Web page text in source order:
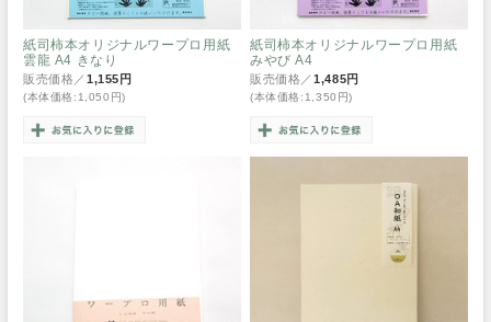
紙司柿本オリジナルワープロ用紙
雲龍 A4 きなり
販売価格／1,155円
(本体価格:1,050円)
紙司柿本オリジナルワープロ用紙
みやび A4
販売価格／1,485円
(本体価格:1,350円)